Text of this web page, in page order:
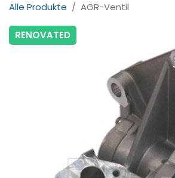
Alle Produkte AGR-Ventil
RENOVATED